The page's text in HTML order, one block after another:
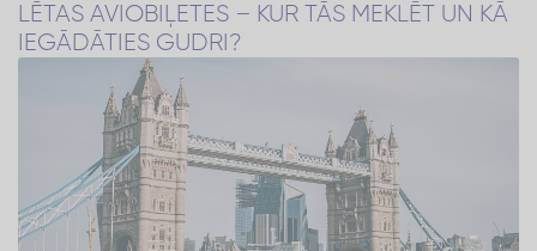
LĒTAS AVIOBIĻETES – KUR TĀS MEKLĒT UN KĀ
IEGĀDĀTIES GUDRI?